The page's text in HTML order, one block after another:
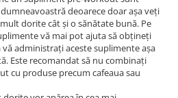
deoarece doar așa veți
dorite cât și o sănătate bună. Pe
vă mai pot ajuta să obțineți
administrați aceste suplimente așa
Este recomandat să nu combinați
cu produse precum cafeaua sau